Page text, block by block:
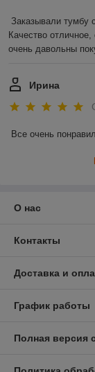
Заказывали тумбу
Качество
очень давольны
Ирина
Все очень
О нас
Контакты
Доставка и
График работы
Полная версия